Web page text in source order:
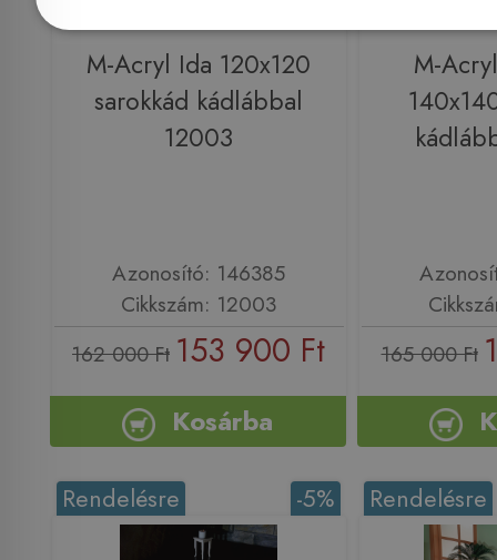
M-Acryl Ida 120x120
sarokkád kádlábbal
12003
Azonosító: 146385
Cikkszám: 12003
162 000 Ft 153 900 Ft
Kosárba
M-
165 000 Ft
-5%
Rendelésre Rendelésre